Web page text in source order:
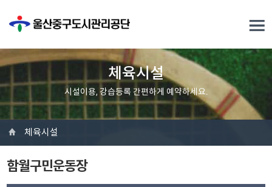
체육시설
시설이용, 강습등록 간편하게 예약하세요.
체육시설
함월구민운동장